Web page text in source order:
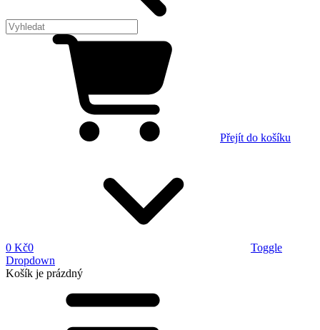
Přejít do košíku
0 Kč0
Toggle
Dropdown
Košík je prázdný